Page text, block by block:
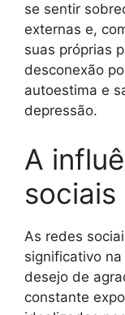
se sentir
externas e,
suas próprias
desconexão
autoestima e
depressão.
A
sociais
As redes
significativo
desejo de
constante